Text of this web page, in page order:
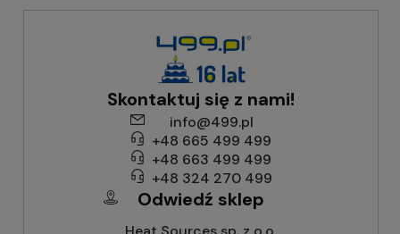
Skontaktuj się z nami!
info@499.pl
+48 665 499 499
+48 663 499 499
+48 324 270 499
Odwiedź sklep